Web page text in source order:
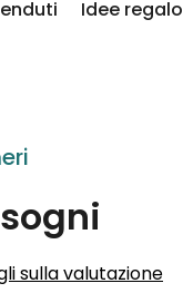
Idee regalo
sulla valutazione